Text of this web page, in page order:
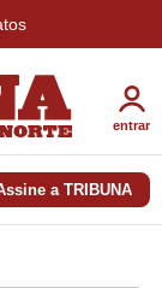
entrar
a TRIBUNA